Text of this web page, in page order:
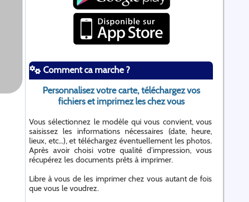
Comment ca marche ?
Personnalisez votre carte, téléchargez vos
fichiers et imprimez les chez vous
Vous sélectionnez le modèle qui vous convient, vous
saisissez les informations nécessaires (date, heure,
lieux, etc...), et téléchargez éventuellement les photos.
Après avoir choisi votre qualité d’impression, vous
récupérez les documents prêts à imprimer.
Libre à vous de les imprimer chez vous autant de fois
que vous le voudrez.